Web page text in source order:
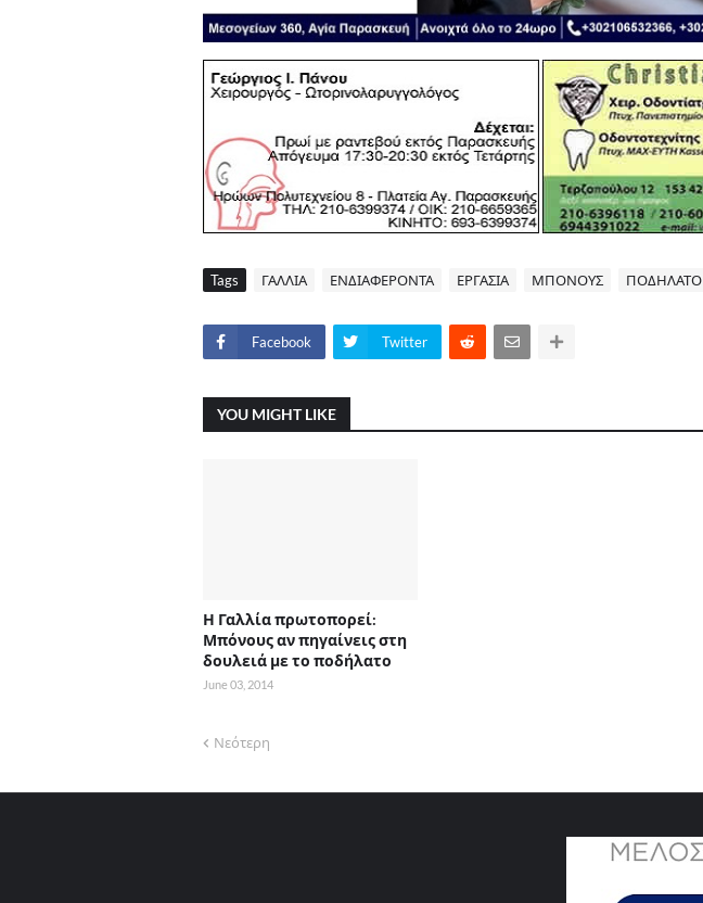
Tags ΓΑΛΛΙΑ ΕΝΔΙΑΦΕΡΟΝΤΑ ΕΡΓΑΣΙΑ ΜΠΟΝΟΥΣ ΠΟΔΗΛΑΤΟ
Facebook Twitter
YOU MIGHT LIKE
Η Γαλλία πρωτοπορεί:
Μπόνους αν πηγαίνεις στη
δουλειά με το ποδήλατο
June 03, 2014
Νεότερη